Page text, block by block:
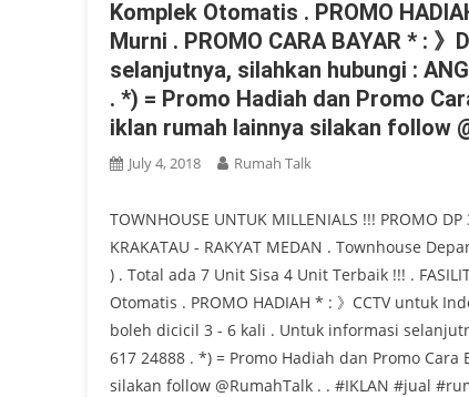
Komplek Otomatis . PROMO
Murni . PROMO CARA BAYAR * :
selanjutnya, silahkan hubungi :
. *) = Promo Hadiah dan Promo
iklan rumah lainnya silakan follow
July 4, 2018 Rumah Talk
TOWNHOUSE UNTUK MILLENIALS !!! PROMO
KRAKATAU - RAKYAT MEDAN . Townhouse
) . Total ada 7 Unit Sisa 4 Unit Terbaik !!! .
Otomatis . PROMO HADIAH * : 》CCTV untuk
boleh dicicil 3 - 6 kali . Untuk informasi
617 24888 . *) = Promo Hadiah dan Promo
silakan follow @RumahTalk . . #IKLAN #jual